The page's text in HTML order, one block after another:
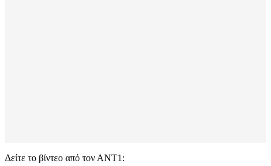
Δείτε το βίντεο από τον ΑΝΤ1: